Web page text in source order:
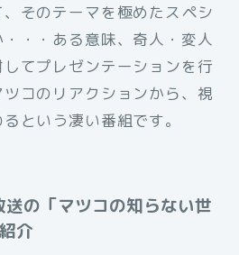
そのテーマを極めたスペシ
・・ある意味、奇人・変人
てプレゼンテーションを行
コのリアクションから、視
という凄い番組です。
の「マツコの知らない世
介